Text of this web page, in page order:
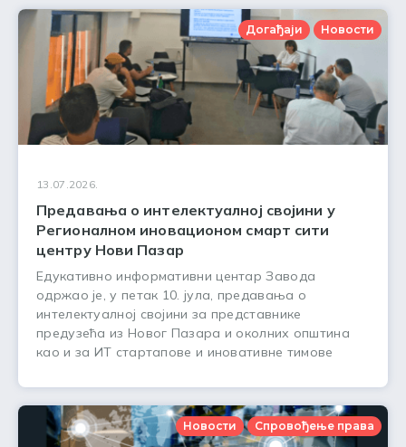
Догађаји Новости
13.07.2026.
Предавања о интелектуалној својини у
Регионалном иновационом смарт сити
центру Нови Пазар
Едукативно информативни центар Завода
одржао је, у петак 10. јула, предавања о
интелектуалној својини за представнике
предузећа из Новог Пазара и околних општина
као и за ИТ стартапове и иновативне тимове
Новости Спровођење права